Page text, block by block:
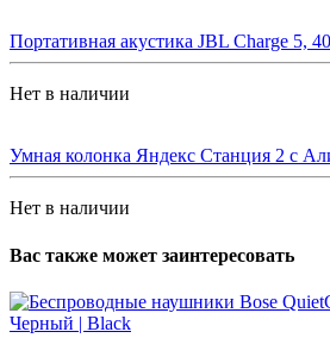
Портативная акустика JBL Charge 5,
Нет в наличии
Умная колонка Яндекс Станция 2 с
Нет в наличии
Вас также может заинтересовать